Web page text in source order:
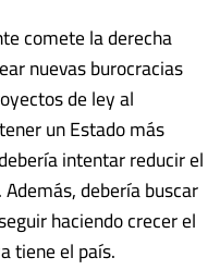
comete la derecha
nuevas burocracias
de ley al
un Estado más
intentar reducir el
debería buscar
haciendo crecer el
tiene el país.